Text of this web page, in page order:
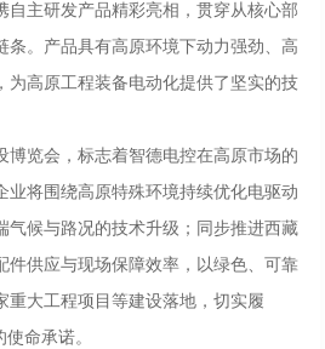
自主研发产品精彩亮相，贯穿从核心部
条。产品具有高原环境下动力强劲、高
为高原工程装备电动化提供了坚实的技
博览会，标志着智德电控在高原市场的
业将围绕高原特殊环境持续优化电驱动
气候与路况的技术升级；同步推进西藏
件供应与现场保障效率，以绿色、可靠
重大工程项目等建设落地，切实履
命承诺。